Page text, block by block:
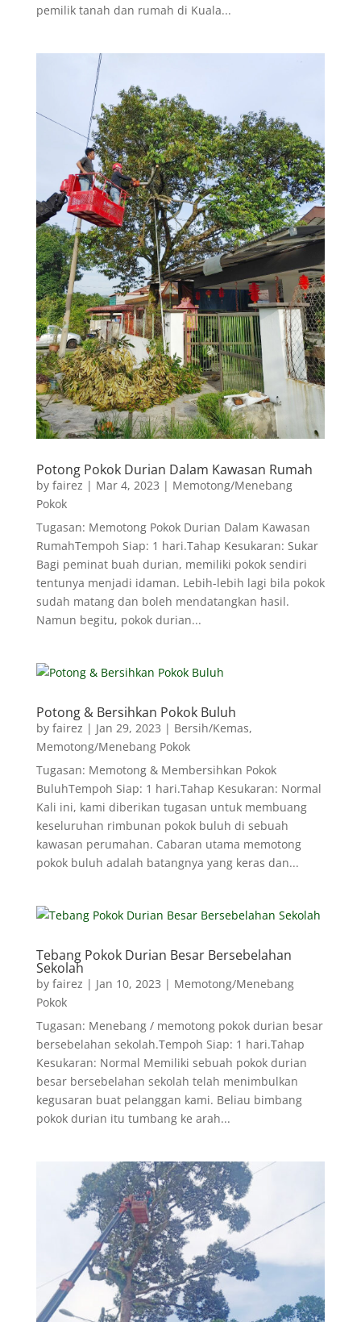
pemilik tanah dan rumah di Kuala...
Potong Pokok Durian Dalam Kawasan Rumah
by fairez | Mar 4, 2023 | Memotong/Menebang
Pokok
Tugasan: Memotong Pokok Durian Dalam Kawasan
RumahTempoh Siap: 1 hari.Tahap Kesukaran: Sukar
Bagi peminat buah durian, memiliki pokok sendiri
tentunya menjadi idaman. Lebih-lebih lagi bila pokok
sudah matang dan boleh mendatangkan hasil.
Namun begitu, pokok durian...
Potong & Bersihkan Pokok Buluh
by fairez | Jan 29, 2023 | Bersih/Kemas,
Memotong/Menebang Pokok
Tugasan: Memotong & Membersihkan Pokok
BuluhTempoh Siap: 1 hari.Tahap Kesukaran: Normal
Kali ini, kami diberikan tugasan untuk membuang
keseluruhan rimbunan pokok buluh di sebuah
kawasan perumahan. Cabaran utama memotong
pokok buluh adalah batangnya yang keras dan...
Tebang Pokok Durian Besar Bersebelahan
Sekolah
by fairez | Jan 10, 2023 | Memotong/Menebang
Pokok
Tugasan: Menebang / memotong pokok durian besar
bersebelahan sekolah.Tempoh Siap: 1 hari.Tahap
Kesukaran: Normal Memiliki sebuah pokok durian
besar bersebelahan sekolah telah menimbulkan
kegusaran buat pelanggan kami. Beliau bimbang
pokok durian itu tumbang ke arah...